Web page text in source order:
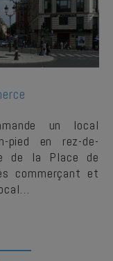
un local
pied en rez-de-
de la Place de
commerçant et